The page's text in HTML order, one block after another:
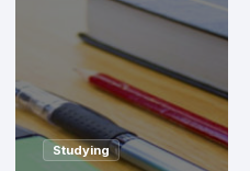
Studying